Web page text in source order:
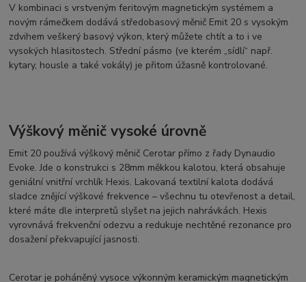
V kombinaci s vrstveným feritovým magnetickým systémem a
novým rámečkem dodává středobasový měnič Emit 20 s vysokým
zdvihem veškerý basový výkon, který můžete chtít a to i ve
vysokých hlasitostech. Střední pásmo (ve kterém „sídlí“ např.
kytary, housle a také vokály) je přitom úžasně kontrolované.
Výškový měnič vysoké úrovně
Emit 20 používá výškový měnič Cerotar přímo z řady Dynaudio
Evoke. Jde o konstrukci s 28mm měkkou kalotou, která obsahuje
geniální vnitřní vrchlík Hexis. Lakovaná textilní kalota dodává
sladce znějící výškové frekvence – všechnu tu otevřenost a detail,
které máte dle interpretů slyšet na jejich nahrávkách. Hexis
vyrovnává frekvenční odezvu a redukuje nechtěné rezonance pro
dosažení překvapující jasnosti.
Cerotar je poháněný vysoce výkonným keramickým magnetickým